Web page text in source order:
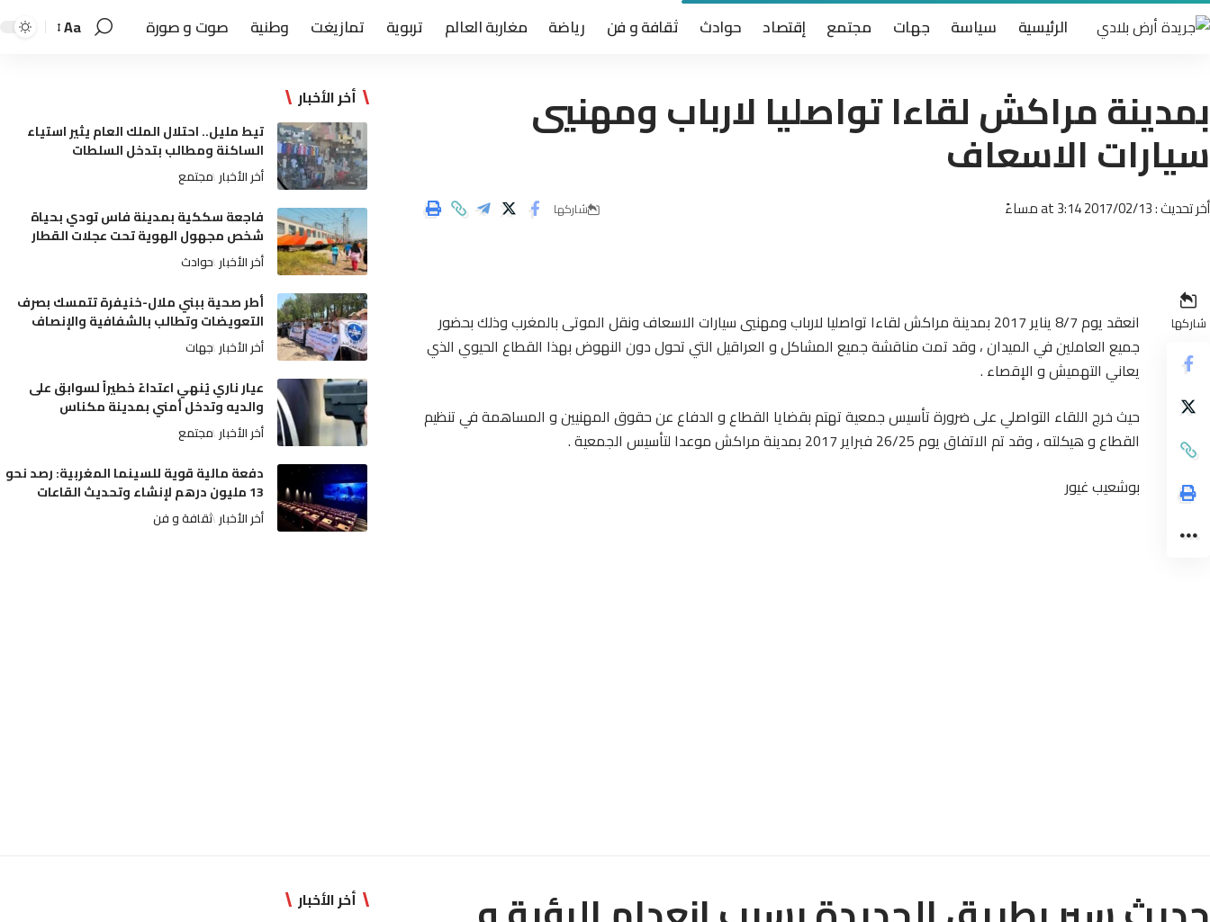
الرئيسية سياسة جهات مجتمع إقتصاد حوادث ثقافة و فن رياضة مغاربة العالم تربوية تمازيغت وطنية صوت و صورة Aa
بمدينة مراكش لقاءا تواصليا لارباب ومهنيي
سيارات الاسعاف
أخر تحديث : 2017/02/13 at 3:14 مساءً شاركها
شاركها
انعقد يوم 8/7 يناير 2017 بمدينة مراكش لقاءا تواصليا لارباب ومهنيي سيارات الاسعاف ونقل الموتى بالمغرب وذلك بحضور
جميع العاملين في الميدان ، وقد تمت مناقشة جميع المشاكل و العراقيل التي تحول دون النهوض بهذا القطاع الحيوي الذي
يعاني التهميش و الإقصاء .
حيث خرج اللقاء التواصلي على ضرورة تأسيس جمعية تهتم بقضايا القطاع و الدفاع عن حقوق المهنيين و المساهمة في تنظيم
القطاع و هيكلته ، وقد تم الاتفاق يوم 26/25 فبراير 2017 بمدينة مراكش موعدا لتأسيس الجمعية .
بوشعيب غيور
أخر الأخبار
تيط مليل.. احتلال الملك العام يثير استياء
الساكنة ومطالب بتدخل السلطات
أخر الأخبار مجتمع
فاجعة سككية بمدينة فاس تودي بحياة
شخص مجهول الهوية تحت عجلات القطار
أخر الأخبار حوادث
أطر صحية ببني ملال-خنيفرة تتمسك بصرف
التعويضات وتطالب بالشفافية والإنصاف
أخر الأخبار جهات
عيار ناري يُنهي اعتداءً خطيراً لسوابق على
والديه وتدخل أمني بمدينة مكناس
أخر الأخبار مجتمع
دفعة مالية قوية للسينما المغربية: رصد نحو
13 مليون درهم لإنشاء وتحديث القاعات
أخر الأخبار ثقافة و فن
أخر الأخبار